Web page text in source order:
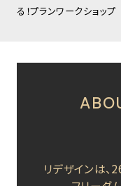
る！プランワークショップ
リデザインは